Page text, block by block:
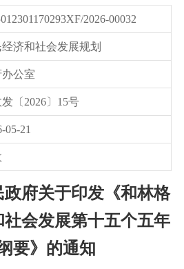
2026-00032
经济和社会发展规划
公室
〔2026〕15号
05-21
府关于印发《和林格
会发展第十五个五年
要》的通知